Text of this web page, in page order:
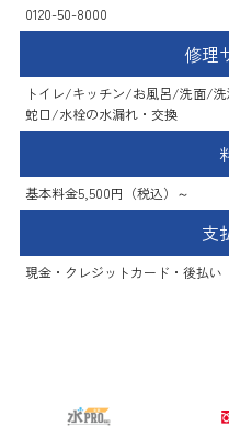
0120-50-8000
修理
トイレ/キッチン/お風呂/洗面/洗
蛇口/水栓の水漏れ・交換
基本料金5,500円（税込）～
支
現金・クレジットカード・後払い